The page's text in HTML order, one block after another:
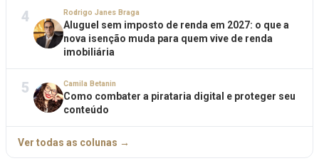
4 Rodrigo Janes Braga
Aluguel sem imposto de renda em 2027: o que a
nova isenção muda para quem vive de renda
imobiliária
5 Camila Betanin
Como combater a pirataria digital e proteger seu
conteúdo
Ver todas as colunas →